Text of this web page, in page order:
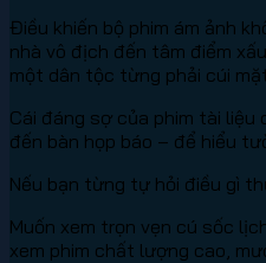
Điều khiến bộ phim ám ảnh
nhà vô địch đến tâm điểm
một dân tộc từng phải cúi
Cái đáng sợ của phim tài
đến bàn họp báo – để hiểu
Nếu bạn từng tự hỏi điều gì
Muốn xem trọn vẹn cú sốc
xem phim chất lượng cao,